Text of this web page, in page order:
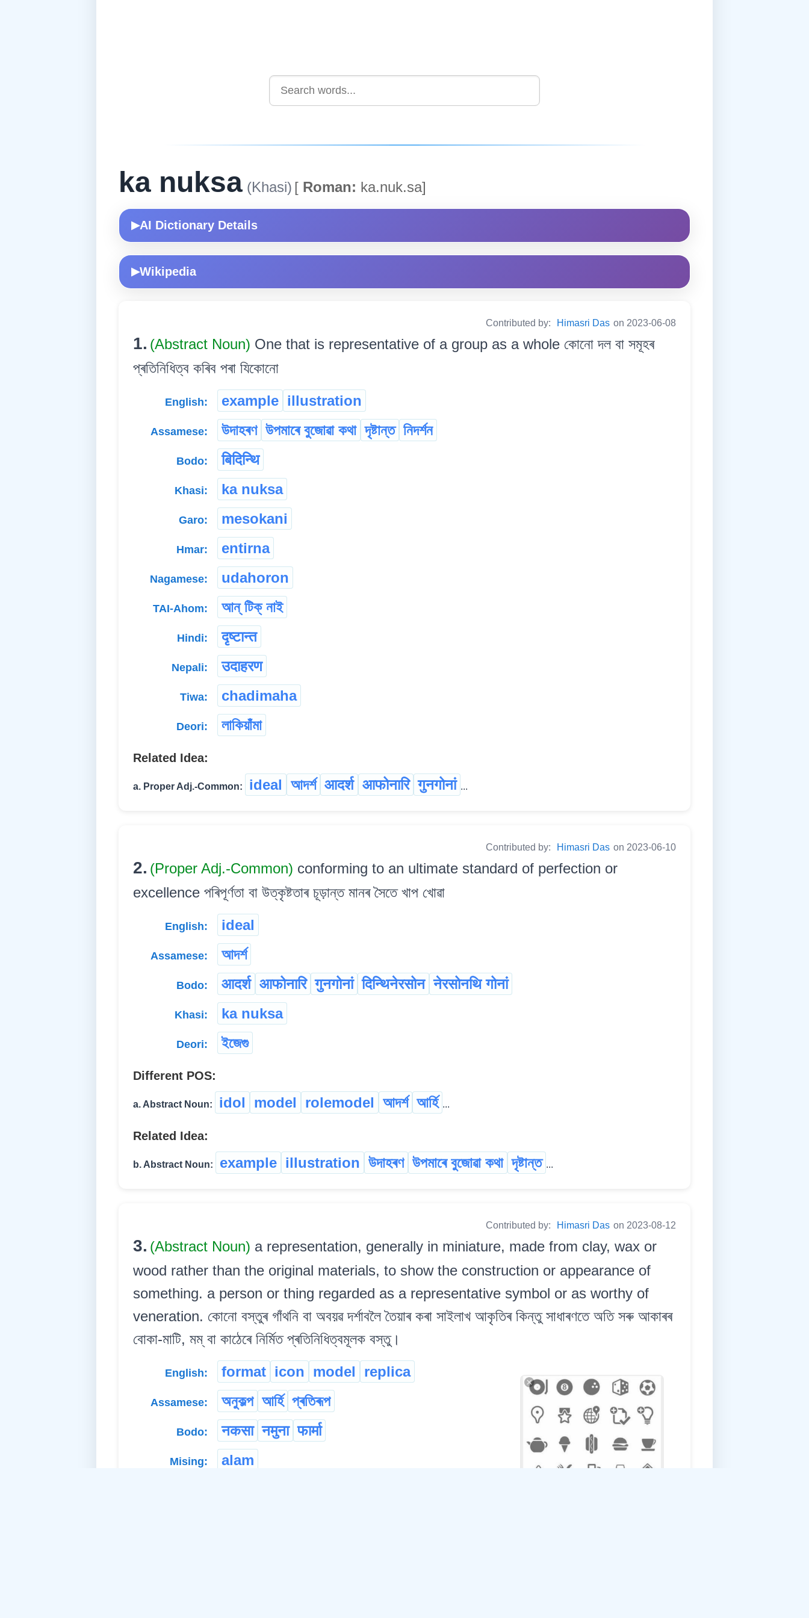
ka nuksa (Khasi) [ Roman: ka.nuk.sa]
▶AI Dictionary Details
▶Wikipedia
Contributed by: Himasri Das on 2023-06-08
1. (Abstract Noun) One that is representative of a group as a whole কোনো দল বা সমূহৰ
প্ৰতিনিধিত্ব কৰিব পৰা যিকোনো
English: example illustration
Assamese: উদাহৰণ উপমাৰে বুজোৱা কথা দৃষ্টান্ত নিদৰ্শন
Bodo: बिदिन्थि
Khasi: ka nuksa
Garo: mesokani
Hmar: entirna
Nagamese: udahoron
TAI-Ahom: আন্ টিক্ নাই
Hindi: दृष्टान्त
Nepali: उदाहरण
Tiwa: chadimaha
Deori: লাকিয়াঁমা
Related Idea:
a. Proper Adj.-Common: ideal আদৰ্শ आदर्श आफोनारि गुनगोनां ...
Contributed by: Himasri Das on 2023-06-10
2. (Proper Adj.-Common) conforming to an ultimate standard of perfection or
excellence পৰিপূৰ্ণতা বা উত্কৃষ্টতাৰ চূড়ান্ত মানৰ সৈতে খাপ খোৱা
English: ideal
Assamese: আদৰ্শ
Bodo: आदर्श आफोनारि गुनगोनां दिन्थिनेरसोन नेरसोनथि गोनां
Khasi: ka nuksa
Deori: ইজেগু
Different POS:
a. Abstract Noun: idol model rolemodel আদৰ্শ আৰ্হি ...
Related Idea:
b. Abstract Noun: example illustration উদাহৰণ উপমাৰে বুজোৱা কথা দৃষ্টান্ত ...
Contributed by: Himasri Das on 2023-08-12
3. (Abstract Noun) a representation, generally in miniature, made from clay, wax or
wood rather than the original materials, to show the construction or appearance of
something. a person or thing regarded as a representative symbol or as worthy of
veneration. কোনো বস্তুৰ গাঁথনি বা অবয়ৱ দৰ্শাবলৈ তৈয়াৰ কৰা সাইলাখ আকৃতিৰ কিন্তু সাধাৰণতে অতি সৰু আকাৰৰ
বোকা-মাটি, মম্ বা কাঠেৰে নিৰ্মিত প্ৰতিনিধিত্বমূলক বস্তু।
English: format icon model replica
Assamese: অনুকল্প আৰ্হি প্ৰতিৰূপ
Bodo: नकसा नमुना फार्मा
Mising: alam